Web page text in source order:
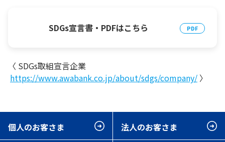
SDGs宣言書・PDFはこちら
〈 SDGs取組宣言企業
https://www.awabank.co.jp/about/sdgs/company/ 〉
個人のお客さま 法人のお客さま